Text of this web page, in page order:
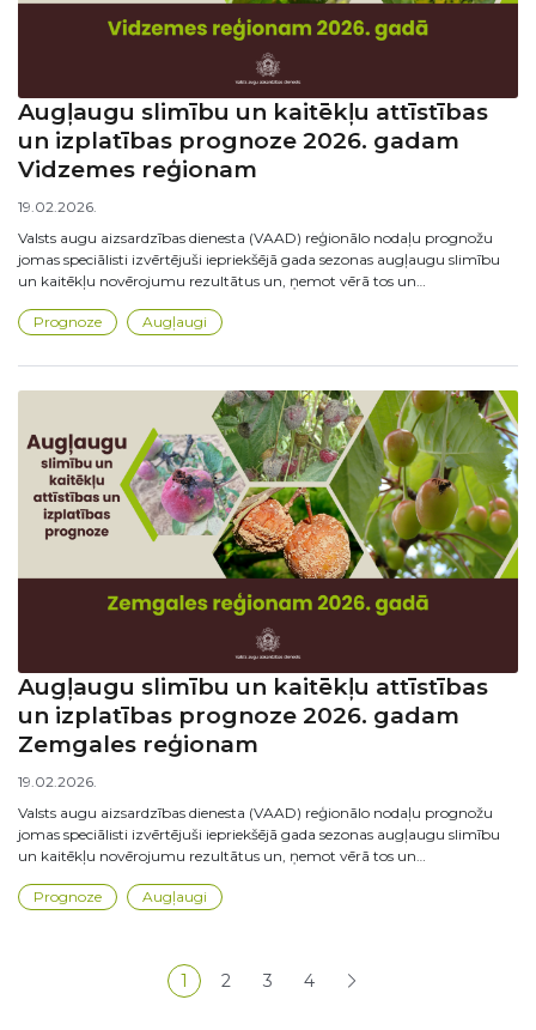
Augļaugu slimību un kaitēkļu attīstības
un izplatības prognoze 2026. gadam
Vidzemes reģionam
19.02.2026.
Valsts augu aizsardzības dienesta (VAAD) reģionālo nodaļu prognožu
jomas speciālisti izvērtējuši iepriekšējā gada sezonas augļaugu slimību
un kaitēkļu novērojumu rezultātus un, ņemot vērā tos un…
Prognoze Augļaugi
Augļaugu slimību un kaitēkļu attīstības
un izplatības prognoze 2026. gadam
Zemgales reģionam
19.02.2026.
Valsts augu aizsardzības dienesta (VAAD) reģionālo nodaļu prognožu
jomas speciālisti izvērtējuši iepriekšējā gada sezonas augļaugu slimību
un kaitēkļu novērojumu rezultātus un, ņemot vērā tos un…
Prognoze Augļaugi
Pašreizējā lapa
1 Lapa
2 Lapa
3 Lapa
4